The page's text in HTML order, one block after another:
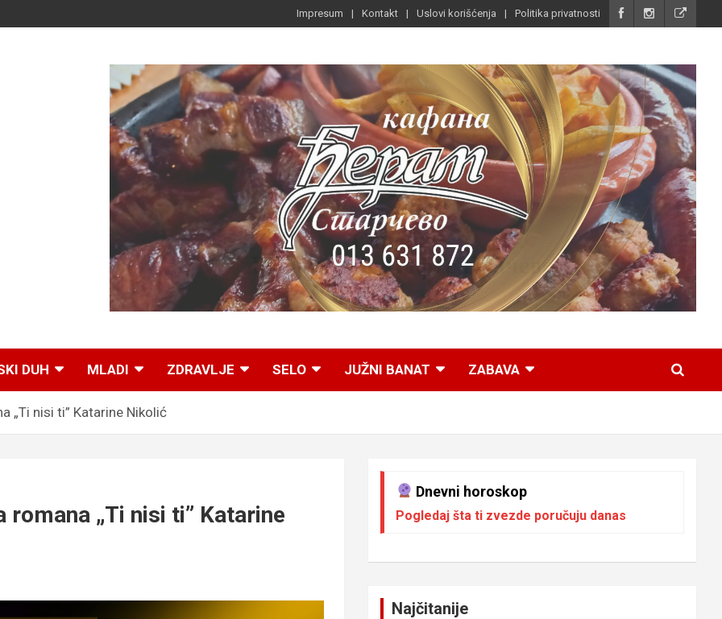
Impresum Kontakt Uslovi korišćenja Politika privatnosti
DUH MLADI ZDRAVLJE SELO JUŽNI BANAT ZABAVA
„Ti nisi ti” Katarine Nikolić
romana „Ti nisi ti” Katarine
Dnevni horoskop
Pogledaj šta ti zvezde poručuju danas
Najčitanije